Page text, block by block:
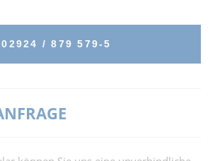
02924 / 879 579-5